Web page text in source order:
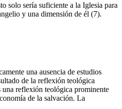
solo sería suficiente a la Iglesia para
y una dimensión de él (7).
una ausencia de estudios
de la reflexión teológica
reflexión teológica prominente
de la salvación. La